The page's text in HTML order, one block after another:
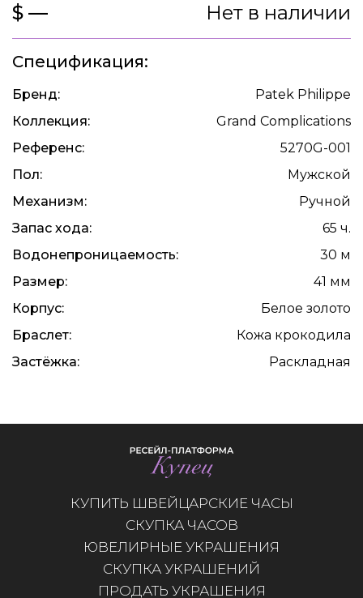
$ — Нет в наличии
Спецификация:
Бренд:
Patek Philippe
Коллекция:
Grand Complications
Референс:
5270G-001
Пол:
Мужской
Механизм:
Ручной
Запас хода:
65 ч.
Водонепроницаемость:
30 м
Размер:
41 мм
Корпус:
Белое золото
Браслет:
Кожа крокодила
Застёжка:
Раскладная
КУПИТЬ ШВЕЙЦАРСКИЕ ЧАСЫ
СКУПКА ЧАСОВ
ЮВЕЛИРНЫЕ УКРАШЕНИЯ
СКУПКА УКРАШЕНИЙ
ПРОДАТЬ УКРАШЕНИЯ